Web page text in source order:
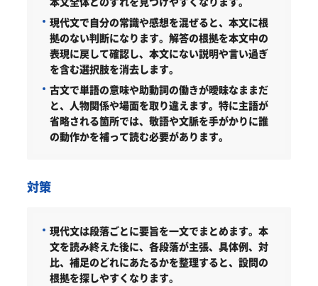
現代文で自分の常識や感想を混ぜると、本文に根
拠のない判断になります。解答の根拠を本文中の
表現に戻して確認し、本文にない説明や言い過ぎ
を含む選択肢を消去します。
古文で単語の意味や助動詞の働きが曖昧なままだ
と、人物関係や場面を取り違えます。特に主語が
省略される箇所では、敬語や文脈を手がかりに誰
の動作かを補って読む必要があります。
対策
現代文は段落ごとに要旨を一文でまとめます。 本
文を読み終えた後に、各段落が主張、具体例、対
比、補足のどれにあたるかを整理すると、設問の
根拠を探しやすくなります。